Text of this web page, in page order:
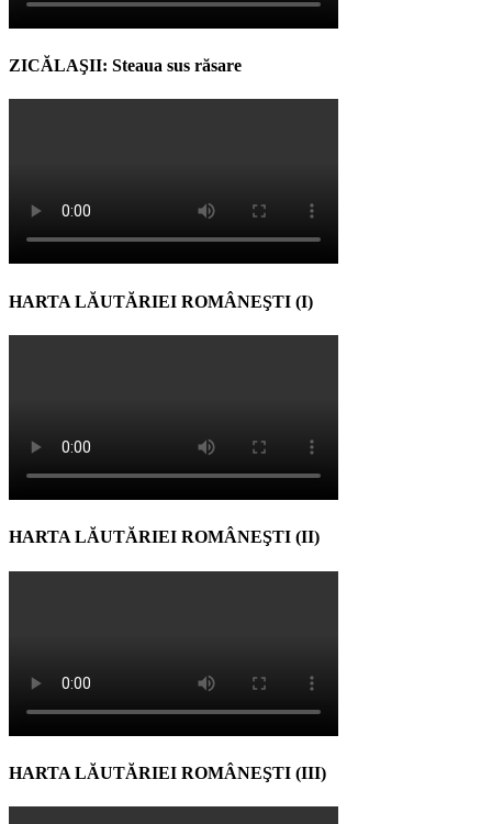
ZICĂLAŞII: Steaua sus răsare
HARTA LĂUTĂRIEI ROMÂNEŞTI (I)
HARTA LĂUTĂRIEI ROMÂNEŞTI (II)
HARTA LĂUTĂRIEI ROMÂNEŞTI (III)